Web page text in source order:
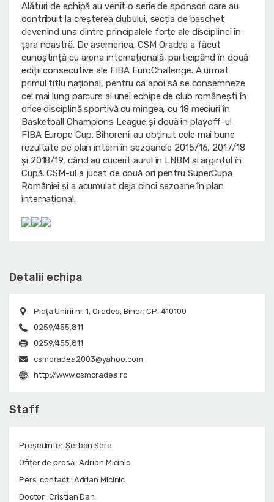
Alături de echipă au venit o serie de sponsori care au
contribuit la creșterea clubului, secția de baschet
devenind una dintre principalele forțe ale disciplinei în
țara noastră. De asemenea, CSM Oradea a făcut
cunoștință cu arena internațională, participând în două
ediții consecutive ale FIBA EuroChallenge. A urmat
primul titlu național, pentru ca apoi să se consemneze
cel mai lung parcurs al unei echipe de club românești în
orice disciplină sportivă cu mingea, cu 18 meciuri în
Basketball Champions League și două în playoff-ul
FIBA Europe Cup. Bihorenii au obținut cele mai bune
rezultate pe plan intern în sezoanele 2015/16, 2017/18
și 2018/19, când au cucerit aurul în LNBM și argintul în
Cupă. CSM-ul a jucat de două ori pentru SuperCupa
României și a acumulat deja cinci sezoane în plan
internațional.
Detalii echipa
Piaţa Unirii nr. 1, Oradea, Bihor; CP: 410100
0259/455.811
0259/455.811
csmoradea2003@yahoo.com
http://www.csmoradea.ro
Staff
Președinte: Şerban Sere
Ofițer de presă: Adrian Micinic
Pers. contact: Adrian Micinic
Doctor: Cristian Dan